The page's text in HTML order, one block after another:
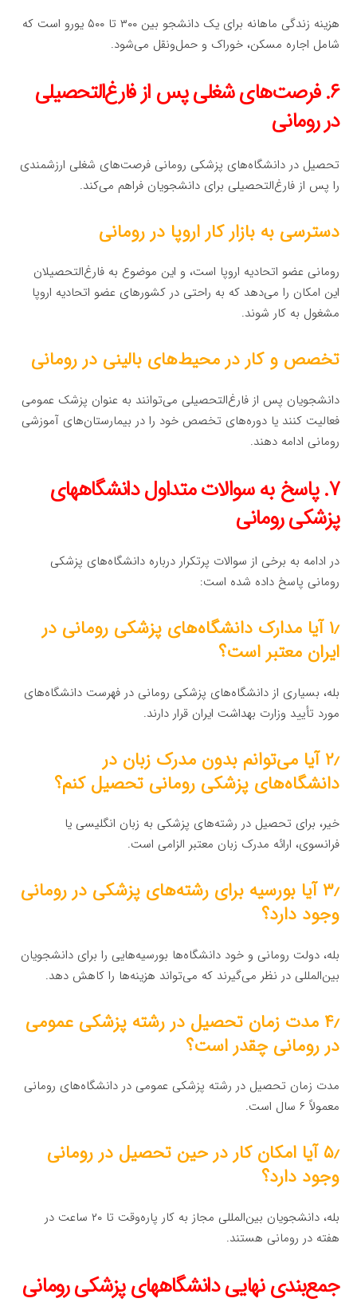
هزینه زندگی ماهانه برای یک دانشجو بین ۳۰۰ تا ۵۰۰ یورو است که
شامل اجاره مسکن، خوراک و حمل‌ونقل می‌شود.
۶. فرصت‌های شغلی پس از فارغ‌التحصیلی
در رومانی
تحصیل در دانشگاه‌های پزشکی رومانی فرصت‌های شغلی ارزشمندی
را پس از فارغ‌التحصیلی برای دانشجویان فراهم می‌کند.
دسترسی به بازار کار اروپا در رومانی
رومانی عضو اتحادیه اروپا است، و این موضوع به فارغ‌التحصیلان
این امکان را می‌دهد که به راحتی در کشورهای عضو اتحادیه اروپا
مشغول به کار شوند.
تخصص و کار در محیط‌های بالینی در رومانی
دانشجویان پس از فارغ‌التحصیلی می‌توانند به عنوان پزشک عمومی
فعالیت کنند یا دوره‌های تخصص خود را در بیمارستان‌های آموزشی
رومانی ادامه دهند.
۷. پاسخ به سوالات متداول دانشگاههای
پزشکی رومانی
در ادامه به برخی از سوالات پرتکرار درباره دانشگاه‌های پزشکی
رومانی پاسخ داده شده است:
۱٫ آیا مدارک دانشگاه‌های پزشکی رومانی در
ایران معتبر است؟
بله، بسیاری از دانشگاه‌های پزشکی رومانی در فهرست دانشگاه‌های
مورد تأیید وزارت بهداشت ایران قرار دارند.
۲٫ آیا می‌توانم بدون مدرک زبان در
دانشگاه‌های پزشکی رومانی تحصیل کنم؟
خیر، برای تحصیل در رشته‌های پزشکی به زبان انگلیسی یا
فرانسوی، ارائه مدرک زبان معتبر الزامی است.
۳٫ آیا بورسیه برای رشته‌های پزشکی در رومانی
وجود دارد؟
بله، دولت رومانی و خود دانشگاه‌ها بورسیه‌هایی را برای دانشجویان
بین‌المللی در نظر می‌گیرند که می‌تواند هزینه‌ها را کاهش دهد.
۴٫ مدت زمان تحصیل در رشته پزشکی عمومی
در رومانی چقدر است؟
مدت زمان تحصیل در رشته پزشکی عمومی در دانشگاه‌های رومانی
معمولاً ۶ سال است.
۵٫ آیا امکان کار در حین تحصیل در رومانی
وجود دارد؟
بله، دانشجویان بین‌المللی مجاز به کار پاره‌وقت تا ۲۰ ساعت در
هفته در رومانی هستند.
جمع‌بندی نهایی دانشگاههای پزشکی رومانی